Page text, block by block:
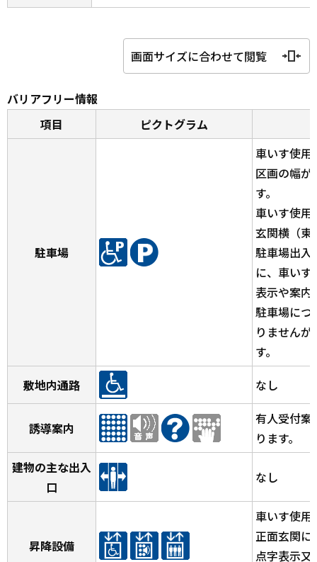
画面サイズに合わせて閲覧
バリアフリー情報
項目
ピクトグラム
駐車場
車いす使用
区画の幅が
す。
車いす使用
玄関横（東
駐車場出入
に、車い
表示や案内
駐車場につ
りません
す。
敷地内通路
なし
誘導案内
有人受付案
ります。
建物の主な出入
口
なし
昇降設備
車いす使用
正面玄関に
点字表示又